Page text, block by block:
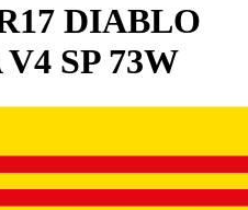
DIABLO
SP 73W